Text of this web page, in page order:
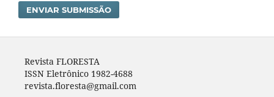
ENVIAR SUBMISSÃO
Revista FLORESTA
ISSN Eletrônico 1982-4688
revista.floresta@gmail.com